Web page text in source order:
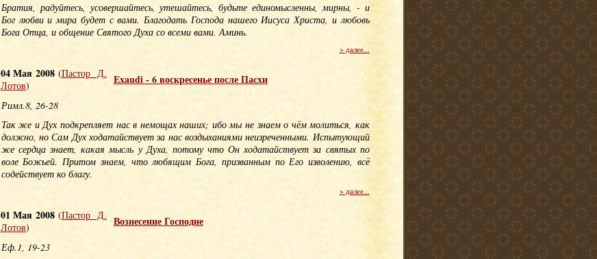
Братия, радуйтесь, усовершайтесь, утешайтесь, будьте единомысленны, мирны, - и
Бог любви и мира будет с вами. Благодать Господа нашего Иисуса Христа, и любовь
Бога Отца, и общение Святого Духа со всеми вами. Аминь.
> далее...
04 Мая 2008(Пастор Д.
Лотов) Exaudi - 6 воскресенье после Пасхи
Римл.8, 26-28
Так же и Дух подкрепляет нас в немощах наших; ибо мы не знаем о чём молиться, как
должно, но Сам Дух ходатайствует за нас воздыханиями неизреченными. Испытующий
же сердца знает, какая мысль у Духа, потому что Он ходатайствует за святых по
воле Божьей. Притом знаем, что любящим Бога, призванным по Его изволению, всё
содействует ко благу.
> далее...
01 Мая 2008(Пастор Д.
Лотов) Вознесение Господне
Еф.1, 19-23